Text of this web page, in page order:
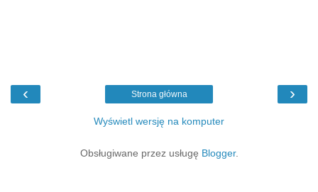
‹ ›
Strona główna
Wyświetl wersję na komputer
Obsługiwane przez usługę Blogger.